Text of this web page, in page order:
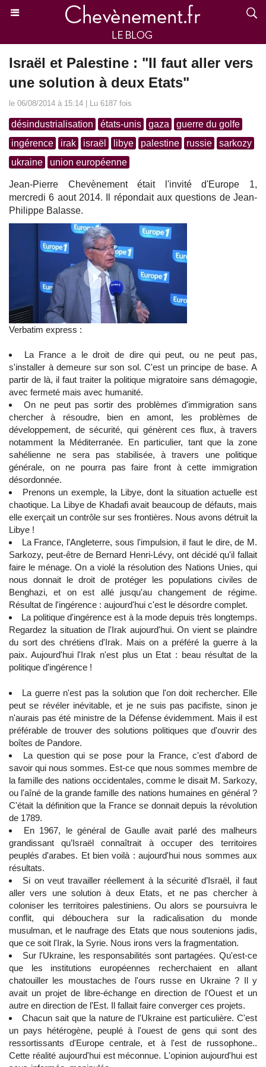
Israël et Palestine : "Il faut aller vers
une solution à deux Etats"
le 06/08/2014 à 15:14 | Lu 6187 fois
désindustrialisation états-unis gaza
guerre du golfe
ingérence
irak israël libye palestine russie
sarkozy
ukraine
union européenne
Jean-Pierre Chevènement était l'invité d'Europe 1,
mercredi 6 aout 2014. Il répondait aux questions de Jean-
Philippe Balasse.
Verbatim express :
La France a le droit de dire qui peut, ou ne peut pas,
s'installer à demeure sur son sol. C'est un principe de base. A
partir de là, il faut traiter la politique migratoire sans démagogie,
avec fermeté mais avec humanité.
On ne peut pas sortir des problèmes d'immigration sans
chercher à résoudre, bien en amont, les problèmes de
développement, de sécurité, qui génèrent ces flux, à travers
notamment la Méditerranée. En particulier, tant que la zone
sahélienne ne sera pas stabilisée, à travers une politique
générale, on ne pourra pas faire front à cette immigration
désordonnée.
Prenons un exemple, la Libye, dont la situation actuelle est
chaotique. La Libye de Khadafi avait beaucoup de défauts, mais
elle exerçait un contrôle sur ses frontières. Nous avons détruit la
Libye !
La France, l'Angleterre, sous l'impulsion, il faut le dire, de M.
Sarkozy, peut-être de Bernard Henri-Lévy, ont décidé qu'il fallait
faire le ménage. On a violé la résolution des Nations Unies, qui
nous donnait le droit de protéger les populations civiles de
Benghazi, et on est allé jusqu'au changement de régime.
Résultat de l'ingérence : aujourd'hui c'est le désordre complet.
La politique d'ingérence est à la mode depuis très longtemps.
Regardez la situation de l'Irak aujourd'hui. On vient se plaindre
du sort des chrétiens d'Irak. Mais on a préféré la guerre à la
paix. Aujourd'hui l'Irak n'est plus un Etat : beau résultat de la
politique d'ingérence !
La guerre n'est pas la solution que l'on doit rechercher. Elle
peut se révéler inévitable, et je ne suis pas pacifiste, sinon je
n'aurais pas été ministre de la Défense évidemment. Mais il est
préférable de trouver des solutions politiques que d'ouvrir des
boîtes de Pandore.
La question qui se pose pour la France, c'est d'abord de
savoir qui nous sommes. Est-ce que nous sommes membre de
la famille des nations occidentales, comme le disait M. Sarkozy,
ou l'aîné de la grande famille des nations humaines en général ?
C'était la définition que la France se donnait depuis la révolution
de 1789.
En 1967, le général de Gaulle avait parlé des malheurs
grandissant qu’Israël connaîtrait à occuper des territoires
peuplés d'arabes. Et bien voilà : aujourd'hui nous sommes aux
résultats.
Si on veut travailler réellement à la sécurité d’Israël, il faut
aller vers une solution à deux Etats, et ne pas chercher à
coloniser les territoires palestiniens. Ou alors se poursuivra le
conflit, qui débouchera sur la radicalisation du monde
musulman, et le naufrage des Etats que nous soutenions jadis,
que ce soit l'Irak, la Syrie. Nous irons vers la fragmentation.
Sur l'Ukraine, les responsabilités sont partagées. Qu'est-ce
que les institutions européennes recherchaient en allant
chatouiller les moustaches de l'ours russe en Ukraine ? Il y
avait un projet de libre-échange en direction de l'Ouest et un
autre en direction de l'Est. Il fallait faire converger ces projets.
Chacun sait que la nature de l'Ukraine est particulière. C'est
un pays hétérogène, peuplé à l'ouest de gens qui sont des
ressortissants d'Europe centrale, et à l'est de russophone..
Cette réalité aujourd'hui est méconnue. L'opinion aujourd'hui est